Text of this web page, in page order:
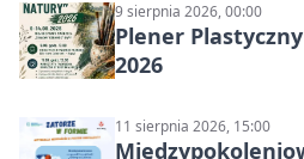
9 sierpnia 2026, 00:00
Plener
2026
11 sierpnia 2026, 15:00